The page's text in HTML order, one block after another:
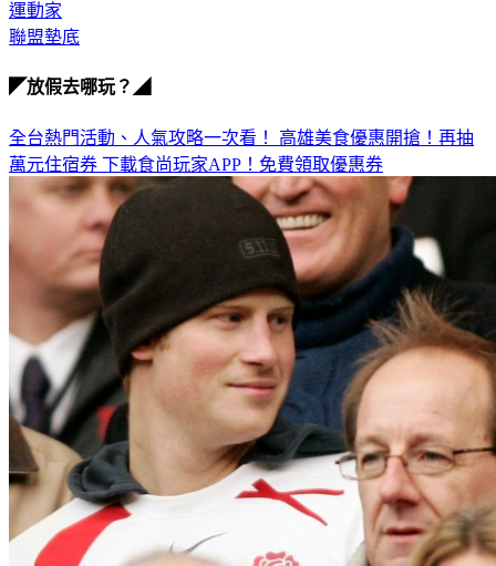
運動家
聯盟墊底
◤放假去哪玩？◢
全台熱門活動、人氣攻略一次看！ 高雄美食優惠開搶！再抽
萬元住宿券 下載食尚玩家APP！免費領取優惠券